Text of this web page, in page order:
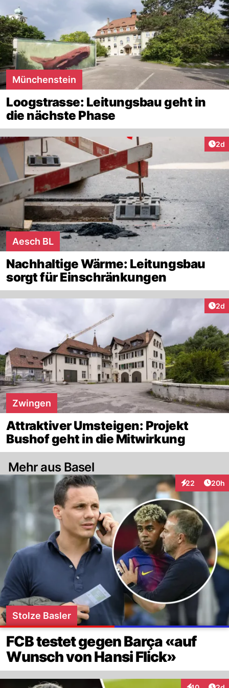
Münchenstein
Loogstrasse: Leitungsbau geht in
die nächste Phase
2d
Aesch BL
Nachhaltige Wärme: Leitungsbau
sorgt für Einschränkungen
2d
Zwingen
Attraktiver Umsteigen: Projekt
Bushof geht in die Mitwirkung
Mehr aus Basel
22
Interaktionen
20h
Stolze Basler
FCB testet gegen Barça «auf
Wunsch von Hansi Flick»